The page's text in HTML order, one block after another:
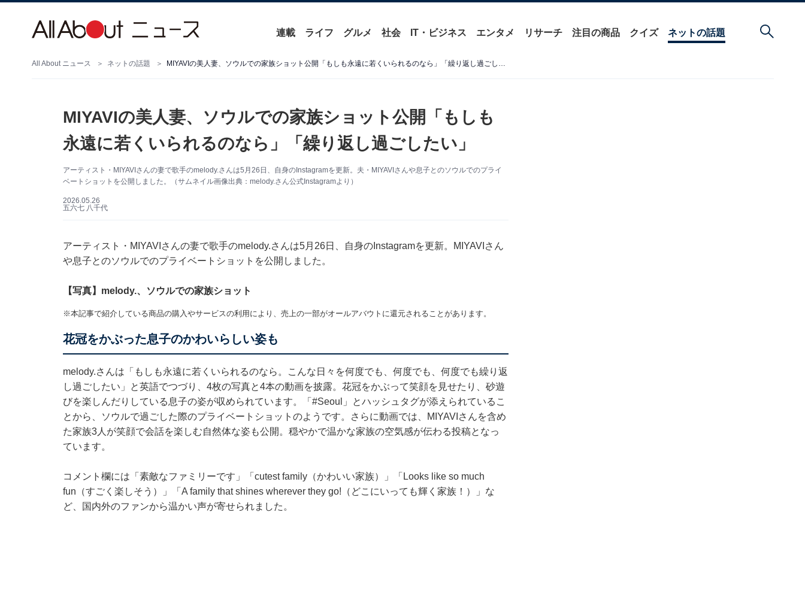
連載 ライフ グルメ 社会 IT・ビジネス エンタメ リサーチ 注目の商品 クイズ ネットの話題
All About ニュース ネットの話題 MIYAVIの美人妻、ソウルでの家族ショット公開「もしも永遠に若くいられるのなら」「繰り返し過ごしたい」
MIYAVIの美人妻、ソウルでの家族ショット公開「もしも
永遠に若くいられるのなら」「繰り返し過ごしたい」
アーティスト・MIYAVIさんの妻で歌手のmelody.さんは5月26日、自身のInstagramを更新。夫・MIYAVIさんや息子とのソウルでのプライ
ベートショットを公開しました。（サムネイル画像出典：melody.さん公式Instagramより）
2026.05.26
五六七 八千代
アーティスト・MIYAVIさんの妻で歌手のmelody.さんは5月26日、自身のInstagramを更新。MIYAVIさん
や息子とのソウルでのプライベートショットを公開しました。
【写真】melody.、ソウルでの家族ショット
※本記事で紹介している商品の購入やサービスの利用により、売上の一部がオールアバウトに還元されることがあります。
花冠をかぶった息子のかわいらしい姿も
melody.さんは「もしも永遠に若くいられるのなら。こんな日々を何度でも、何度でも、何度でも繰り返
し過ごしたい」と英語でつづり、4枚の写真と4本の動画を披露。花冠をかぶって笑顔を見せたり、砂遊
びを楽しんだりしている息子の姿が収められています。「#Seoul」とハッシュタグが添えられているこ
とから、ソウルで過ごした際のプライベートショットのようです。さらに動画では、MIYAVIさんを含め
た家族3人が笑顔で会話を楽しむ自然体な姿も公開。穏やかで温かな家族の空気感が伝わる投稿となっ
ています。
コメント欄には「素敵なファミリーです」「cutest family（かわいい家族）」「Looks like so much
fun（すごく楽しそう）」「A family that shines wherever they go!（どこにいっても輝く家族！）」な
ど、国内外のファンから温かい声が寄せられました。